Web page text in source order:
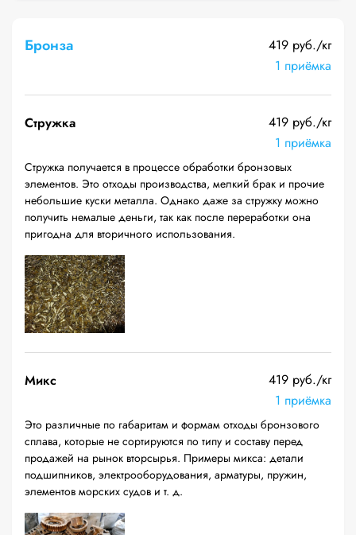
Бронза
419 руб./кг
1 приёмка
Стружка
419 руб./кг
1 приёмка
Стружка получается в процессе обработки бронзовых
элементов. Это отходы производства, мелкий брак и прочие
небольшие куски металла. Однако даже за стружку можно
получить немалые деньги, так как после переработки она
пригодна для вторичного использования.
Микс
419 руб./кг
1 приёмка
Это различные по габаритам и формам отходы бронзового
сплава, которые не сортируются по типу и составу перед
продажей на рынок вторсырья. Примеры микса: детали
подшипников, электрооборудования, арматуры, пружин,
элементов морских судов и т. д.